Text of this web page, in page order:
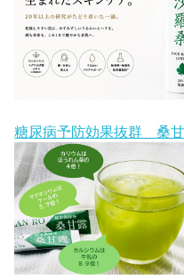
糖尿病予防効果抜群 桑甘